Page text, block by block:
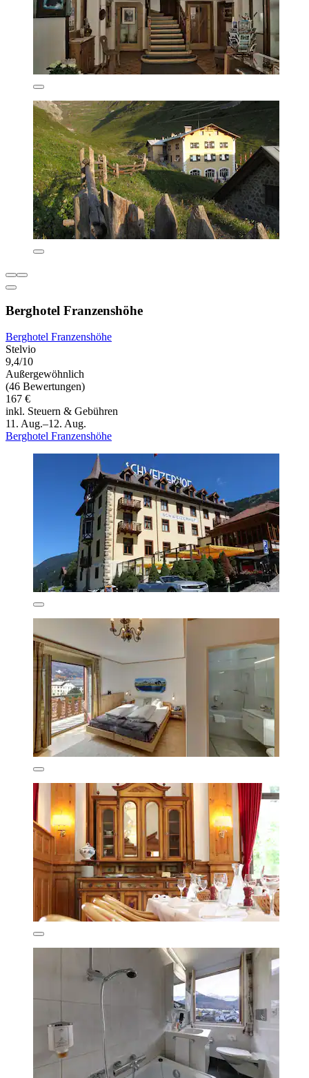
Berghotel Franzenshöhe
Berghotel Franzenshöhe
Stelvio
9,4/10
Außergewöhnlich
(46 Bewertungen)
167 €
inkl. Steuern & Gebühren
11. Aug.–12. Aug.
Berghotel Franzenshöhe